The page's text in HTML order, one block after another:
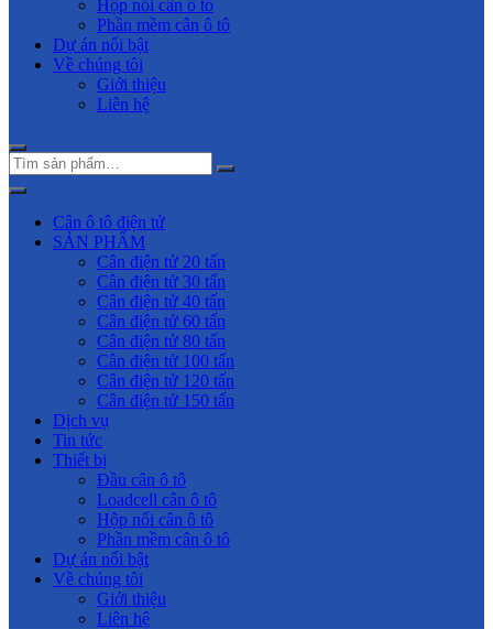
Hộp nối cân ô tô
Phần mềm cân ô tô
Dự án nổi bật
Về chúng tôi
Giới thiệu
Liên hệ
Cân ô tô điện tử
SẢN PHẨM
Cân điện tử 20 tấn
Cân điện tử 30 tấn
Cân điện tử 40 tấn
Cân điện tử 60 tấn
Cân điện tử 80 tấn
Cân điện tử 100 tấn
Cân điện tử 120 tấn
Cân điện tử 150 tấn
Dịch vụ
Tin tức
Thiết bị
Đầu cân ô tô
Loadcell cân ô tô
Hộp nối cân ô tô
Phần mềm cân ô tô
Dự án nổi bật
Về chúng tôi
Giới thiệu
Liên hệ